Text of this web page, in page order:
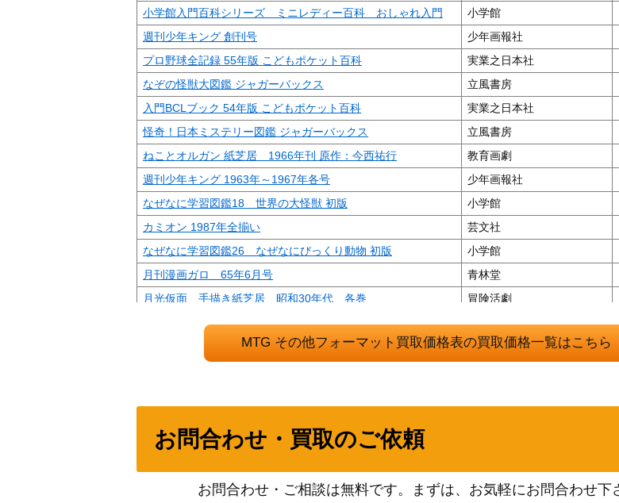
小学館入門百科シリーズ ミニレディー百科 おしゃれ入門
小学館
週刊少年キング 創刊号
少年画報社
プロ野球全記録 55年版 こどもポケット百科
実業之日本社
なぞの怪獣大図鑑 ジャガーバックス
立風書房
入門BCLブック 54年版 こどもポケット百科
実業之日本社
怪奇！日本ミステリー図鑑 ジャガーバックス
立風書房
ねことオルガン 紙芝居 1966年刊 原作：今西祐行
教育画劇
週刊少年キング 1963年～1967年各号
少年画報社
なぜなに学習図鑑18 世界の大怪獣 初版
小学館
カミオン 1987年全揃い
芸文社
なぜなに学習図鑑26 なぜなにびっくり動物 初版
小学館
月刊漫画ガロ 65年6月号
青林堂
月光仮面 手描き紙芝居 昭和30年代 各巻
冒険活劇
月刊漫画ガロ 64年10月号
青林堂
セイカのぬりえ
国鉄全線大百科 こどもポケット百科
小学館入門百科シリーズ ミニレディー百科 チャームアップ
小学館
MTG その他フォーマット買取価格表の買取価格一覧はこちら
お問合わせ・買取のご依頼
お問合わせ・ご相談は無料です。まずは、お気軽にお問合わせ下